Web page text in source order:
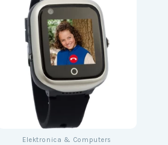
Elektronica & Computers